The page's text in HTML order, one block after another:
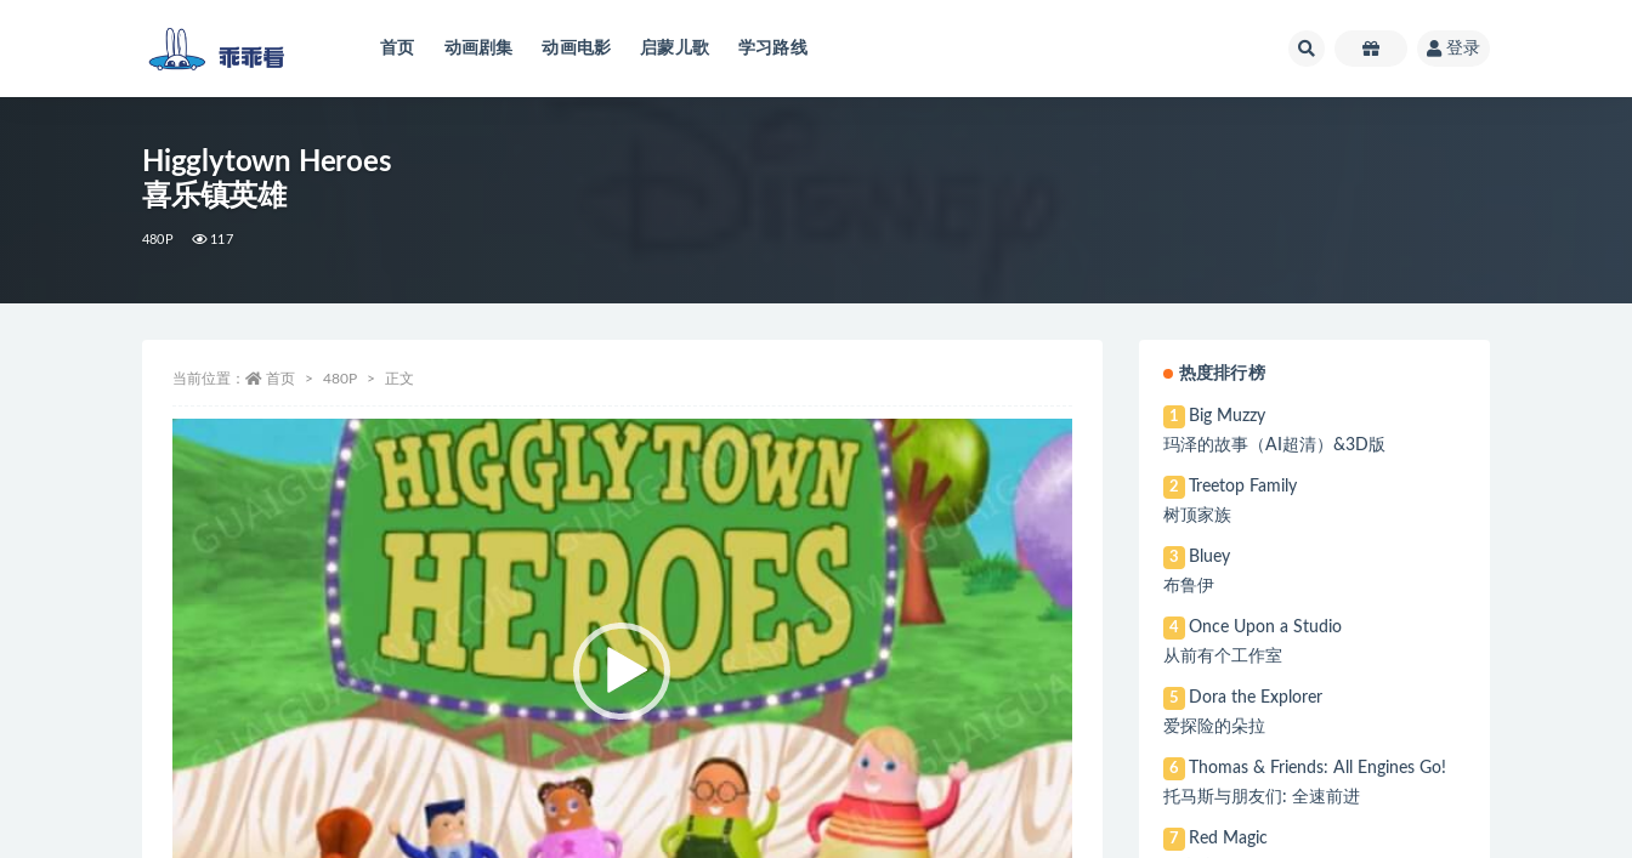
首页 动画剧集 动画电影 启蒙儿歌 学习路线 登录
Higglytown Heroes
喜乐镇英雄
480P 117
当前位置： 首页 480P 正文
视
热度排行榜
1
Big Muzzy
玛泽的故事（AI超清）&3D版
2
Treetop Family
树顶家族
3
Bluey
布鲁伊
4
Once Upon a Studio
从前有个工作室
5
Dora the Explorer
爱探险的朵拉
6
Thomas & Friends: All Engines Go!
托马斯与朋友们: 全速前进
7
Red Magic